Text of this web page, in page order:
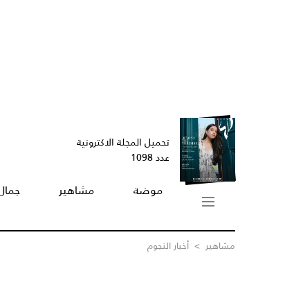
تحميل المجلة الاكترونية
عدد 1098
موضة مشاهير
مشاهير > أخبار النجوم